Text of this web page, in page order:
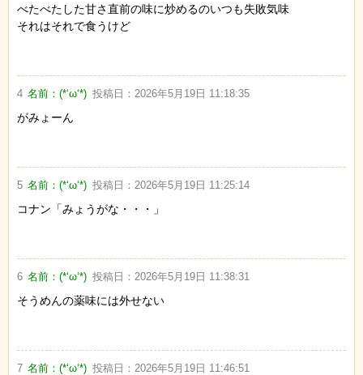
べたべたした甘さ直前の味に炒めるのいつも失敗気味
それはそれで食うけど
4 名前：(*‘ω‘*) 投稿日： 2026年5月19日 11:18:35
がみょーん
5 名前：(*‘ω‘*) 投稿日： 2026年5月19日 11:25:14
コナン「みょうがな・・・」
6 名前：(*‘ω‘*) 投稿日： 2026年5月19日 11:38:31
そうめんの薬味には外せない
7 名前：(*‘ω‘*) 投稿日： 2026年5月19日 11:46:51